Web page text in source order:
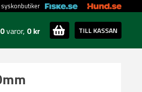
0varor, 0 kr TILL KASSAN